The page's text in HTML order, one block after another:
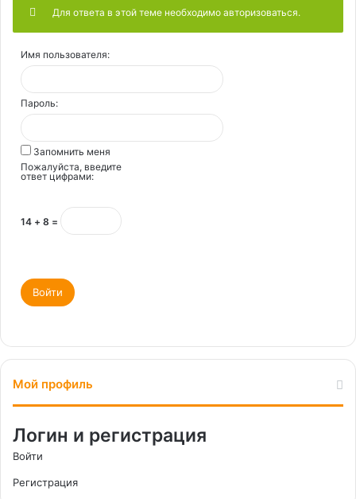
Для ответа в этой теме необходимо авторизоваться.
Имя пользователя:
Пароль:
Запомнить меня
Пожалуйста, введите
ответ цифрами:
14 + 8 =
Войти
Мой профиль
Логин и регистрация
Войти
Регистрация